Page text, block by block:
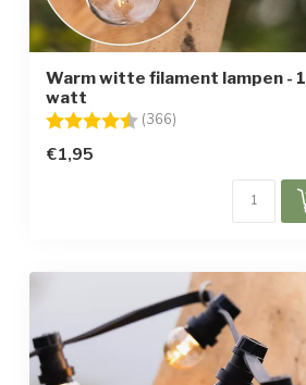
Warm witte filament lampen - 1
watt
Beoordeling: (366)
€1,95